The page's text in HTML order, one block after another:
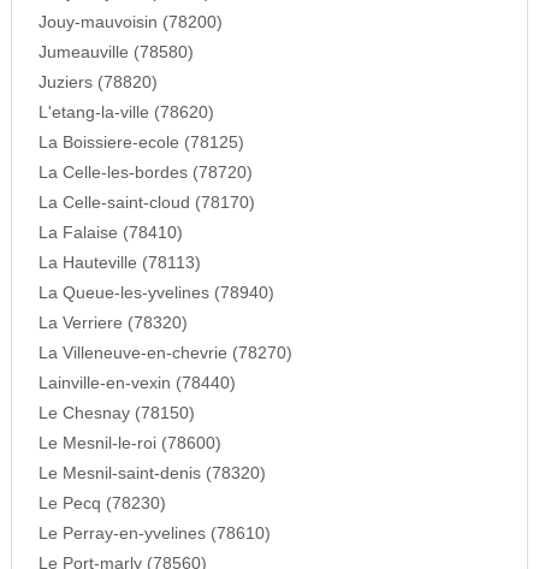
Jouy-mauvoisin (78200)
Jumeauville (78580)
Juziers (78820)
L'etang-la-ville (78620)
La Boissiere-ecole (78125)
La Celle-les-bordes (78720)
La Celle-saint-cloud (78170)
La Falaise (78410)
La Hauteville (78113)
La Queue-les-yvelines (78940)
La Verriere (78320)
La Villeneuve-en-chevrie (78270)
Lainville-en-vexin (78440)
Le Chesnay (78150)
Le Mesnil-le-roi (78600)
Le Mesnil-saint-denis (78320)
Le Pecq (78230)
Le Perray-en-yvelines (78610)
Le Port-marly (78560)